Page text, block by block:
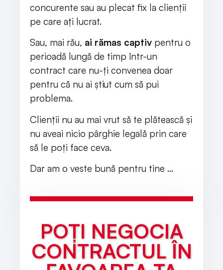
concurente sau au plecat fix la clienții
pe care ați lucrat.
Sau, mai rău, ai rămas captiv pentru o
perioadă lungă de timp într-un
contract care nu-ți convenea doar
pentru că nu ai știut cum să pui
problema.
Clienții nu au mai vrut să te plătească și
nu aveai nicio pârghie legală prin care
să le poți face ceva.
Dar am o veste bună pentru tine …
POȚI NEGOCIA
CONTRACTUL ÎN